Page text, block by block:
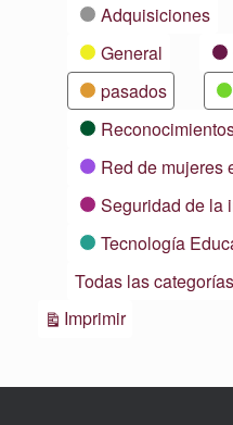
Adquisiciones
General
pasados
Red de mujeres
Seguridad de la
Tecnología
Todas las categorías
ImprimirVistas